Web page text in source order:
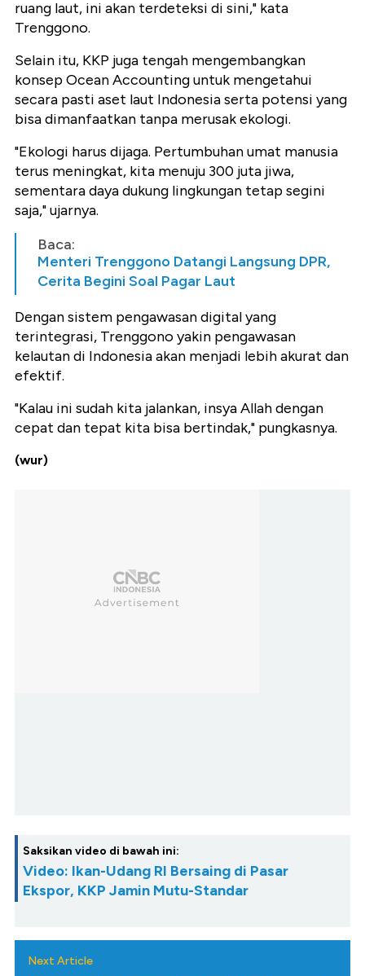
ruang laut, ini akan terdeteksi di sini," kata
Trenggono.
Selain itu, KKP juga tengah mengembangkan
konsep Ocean Accounting untuk mengetahui
secara pasti aset laut Indonesia serta potensi yang
bisa dimanfaatkan tanpa merusak ekologi.
"Ekologi harus dijaga. Pertumbuhan umat manusia
terus meningkat, kita menuju 300 juta jiwa,
sementara daya dukung lingkungan tetap segini
saja," ujarnya.
Baca:
Menteri Trenggono Datangi Langsung DPR,
Cerita Begini Soal Pagar Laut
Dengan sistem pengawasan digital yang
terintegrasi, Trenggono yakin pengawasan
kelautan di Indonesia akan menjadi lebih akurat dan
efektif.
"Kalau ini sudah kita jalankan, insya Allah dengan
cepat dan tepat kita bisa bertindak," pungkasnya.
(wur)
Saksikan video di bawah ini:
Video: Ikan-Udang RI Bersaing di Pasar
Ekspor, KKP Jamin Mutu-Standar
Next Article